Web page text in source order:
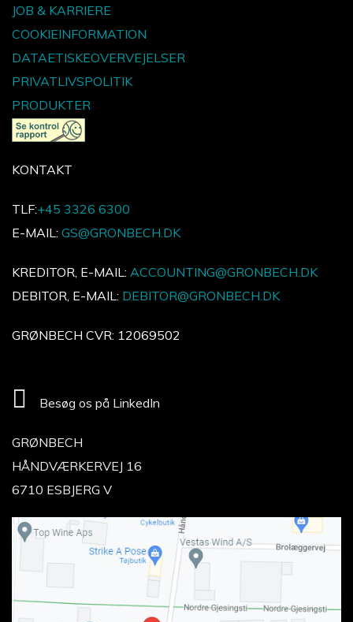
JOB & KARRIERE
COOKIEINFORMATION
DATAETISKEOVERVEJELSER
PRIVATLIVSPOLITIK
PRODUKTER
KONTAKT
TLF:+45 3326 6300
E-MAIL: GS@GRONBECH.DK
KREDITOR, E-MAIL: ACCOUNTING@GRONBECH.DK
DEBITOR, E-MAIL: DEBITOR@GRONBECH.DK
GRØNBECH CVR: 12069502
Besøg os på LinkedIn
GRØNBECH
HÅNDVÆRKERVEJ 16
6710 ESBJERG V